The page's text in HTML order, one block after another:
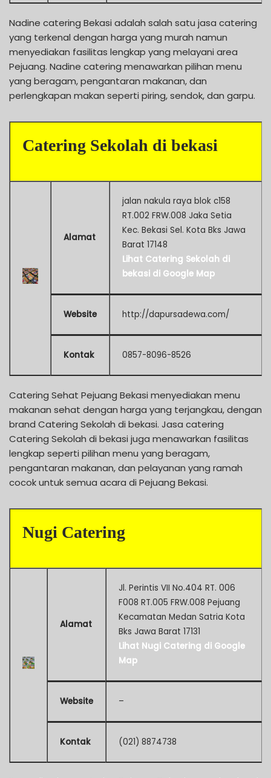
Nadine catering Bekasi adalah salah satu jasa catering
yang terkenal dengan harga yang murah namun
menyediakan fasilitas lengkap yang melayani area
Pejuang. Nadine catering menawarkan pilihan menu
yang beragam, pengantaran makanan, dan
perlengkapan makan seperti piring, sendok, dan garpu.
Catering Sekolah di bekasi
Alamat
jalan nakula raya blok c158
RT.002 FRW.008 Jaka Setia
Kec. Bekasi Sel. Kota Bks Jawa
Barat 17148
Lihat Catering Sekolah di
bekasi di Google Map
Website http://dapursadewa.com/
Kontak 0857-8096-8526
Catering Sehat Pejuang Bekasi menyediakan menu
makanan sehat dengan harga yang terjangkau, dengan
brand Catering Sekolah di bekasi. Jasa catering
Catering Sekolah di bekasi juga menawarkan fasilitas
lengkap seperti pilihan menu yang beragam,
pengantaran makanan, dan pelayanan yang ramah
cocok untuk semua acara di Pejuang Bekasi.
Nugi Catering
Alamat
Jl. Perintis VII No.404 RT. 006
F008 RT.005 FRW.008 Pejuang
Kecamatan Medan Satria Kota
Bks Jawa Barat 17131
Lihat Nugi Catering di Google
Map
Website –
Kontak (021) 8874738